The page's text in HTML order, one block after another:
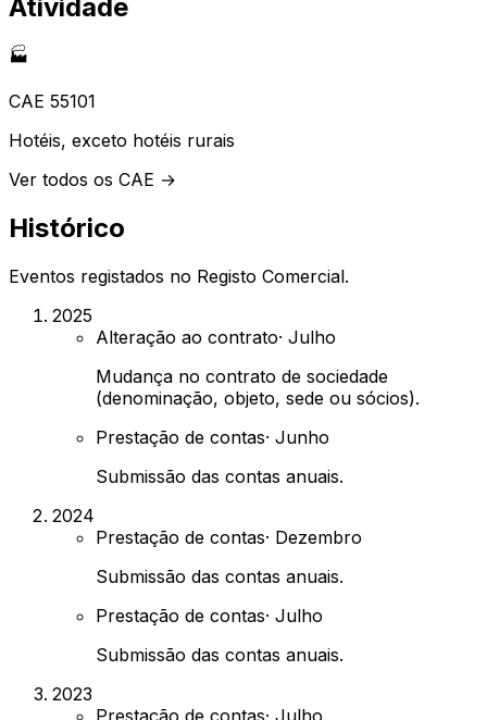
Atividade
🏭
CAE 55101
Hotéis, exceto hotéis rurais
Ver todos os CAE →
Histórico
Eventos registados no Registo Comercial.
2025
Alteração ao contrato· Julho
Mudança no contrato de sociedade
(denominação, objeto, sede ou sócios).
Prestação de contas· Junho
Submissão das contas anuais.
2024
Prestação de contas· Dezembro
Submissão das contas anuais.
Prestação de contas· Julho
Submissão das contas anuais.
2023